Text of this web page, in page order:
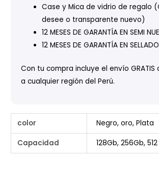
Case y Mica de vidrio de regalo
desee o transparente nuevo)
12 MESES DE GARANTÍA EN SEMI
12 MESES DE GARANTÍA EN
Con tu compra incluye el envío GRATIS
a cualquier región del Perú.
color Negro, oro, Plata
Capacidad 128Gb, 256Gb,